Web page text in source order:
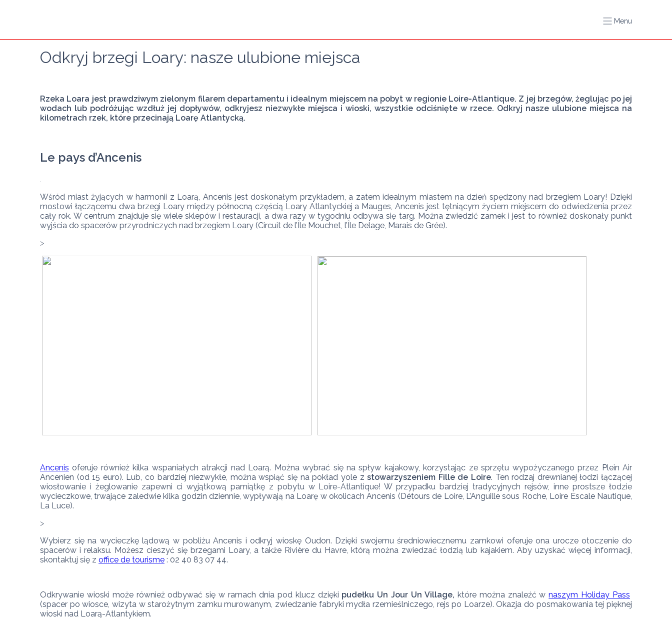
Menu
Odkryj brzegi Loary: nasze ulubione miejsca
Rzeka Loara jest prawdziwym zielonym filarem departamentu i idealnym miejscem na pobyt w regionie Loire-Atlantique. Z jej brzegów, żeglując po jej
wodach lub podróżując wzdłuż jej dopływów, odkryjesz niezwykłe miejsca i wioski, wszystkie odciśnięte w rzece. Odkryj nasze ulubione miejsca na
kilometrach rzek, które przecinają Loarę Atlantycką.
Le pays d’Ancenis
Wśród miast żyjących w harmonii z Loarą, Ancenis jest doskonałym przykładem, a zatem idealnym miastem na dzień spędzony nad brzegiem Loary! Dzięki
mostowi łączącemu dwa brzegi Loary między północną częścią Loary Atlantyckiej a Mauges, Ancenis jest tętniącym życiem miejscem do odwiedzenia przez
cały rok. W centrum znajduje się wiele sklepów i restauracji, a dwa razy w tygodniu odbywa się targ. Można zwiedzić zamek i jest to również doskonały punkt
wyjścia do spacerów przyrodniczych nad brzegiem Loary (Circuit de l’Île Mouchet, l’Île Delage, Marais de Grée).
>
Ancenis oferuje również kilka wspaniałych atrakcji nad Loarą. Można wybrać się na spływ kajakowy, korzystając ze sprzętu wypożyczanego przez Plein Air
Ancenien (od 15 euro). Lub, co bardziej niezwykłe, można wspiąć się na pokład yole z stowarzyszeniem Fille de Loire. Ten rodzaj drewnianej łodzi łączącej
wiosłowanie i żeglowanie zapewni ci wyjątkową pamiątkę z pobytu w Loire-Atlantique! W przypadku bardziej tradycyjnych rejsów, inne prostsze łodzie
wycieczkowe, trwające zaledwie kilka godzin dziennie, wypływają na Loarę w okolicach Ancenis (Détours de Loire, L’Anguille sous Roche, Loire Escale Nautique,
La Luce).
Wybierz się na wycieczkę lądową w pobliżu Ancenis i odkryj wioskę Oudon. Dzięki swojemu średniowiecznemu zamkowi oferuje ona urocze otoczenie do
spacerów i relaksu. Możesz cieszyć się brzegami Loary, a także Rivière du Havre, którą można zwiedzać łodzią lub kajakiem. Aby uzyskać więcej informacji,
skontaktuj się z office de tourisme : 02 40 83 07 44.
Odkrywanie wioski może również odbywać się w ramach dnia pod klucz dzięki pudełku Un Jour Un Village, które można znaleźć w naszym Holiday Pass
(spacer po wiosce, wizyta w starożytnym zamku murowanym, zwiedzanie fabryki mydła rzemieślniczego, rejs po Loarze). Okazja do posmakowania tej pięknej
wioski nad Loarą-Atlantykiem.